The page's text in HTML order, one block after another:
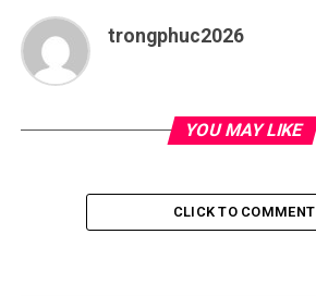
trongphuc2026
YOU MAY LIKE
CLICK TO COMMENT